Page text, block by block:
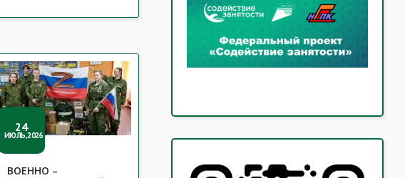
24
ИЮЛЬ,2026
ВОЕННО –